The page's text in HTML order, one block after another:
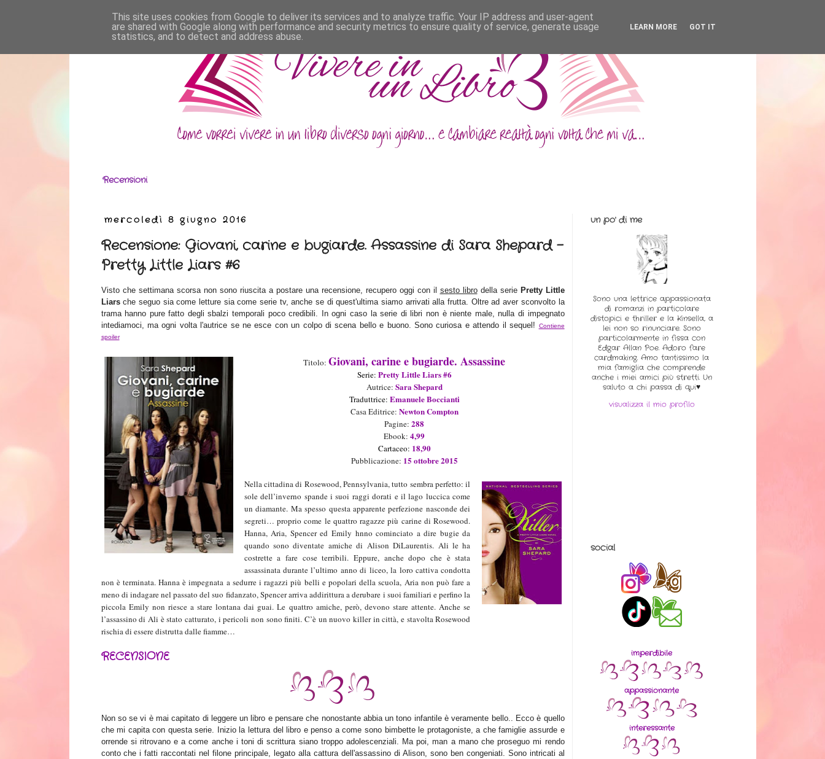
Recensioni
mercoledì 8 giugno 2016
Recensione: Giovani, carine e bugiarde. Assassine di Sara Shepard -
Pretty Little Liars #6
Visto che settimana scorsa non sono riuscita a postare una recensione, recupero oggi con il sesto librodella serie PrettyLittle
Liarsche seguo sia come letture sia come serie tv, anche se di quest'ultima siamo arrivati alla frutta. Oltre ad aver sconvol to la
trama hanno pure fatto degli sbalzi temporali poco credi bili. In ogni caso la serie di libri non è niente male, nulla di impegnato
intediamoci, ma ogni volta l'autrice se ne esce con un colpo di scena bello e buono. Sono curiosa eattendo il sequel!
Contiene
spoiler
Titolo:Giovani, carine e bugiarde. Assassine
Serie: Pretty Little Liars#6
Autrice: Sara Shepard
Traduttrice: Emanuele Boccianti
Casa Editrice: Newton Compton
Pagine:288
Ebook:4,99
Cartaceo: 18,90
Pubblicazione: 15 ottobre2015
Nella cittadina di Rosewood, Pennsylvania, tutto sembra perfetto: il
sole dell’inverno spande i suoi raggi dorati e il lago luccica come
un diamante. Ma spesso questa apparente perfezione nasconde dei
segreti… proprio come le quattro ragazze più carine di Rosewood.
Hanna, Aria, Spencer ed Emily hnno cominciato a dire bugie da
quando sono diventate amiche di Alison DiLaurentis. Ali le ha
costrette a fare cose terribili. Eppure, anche dopo che è stata
assassinata durante l’ultimo anno di liceo, la loro cattiva condotta
non è terminata. Hanna è impegnata a sedurre i ragazzi più belli e popolari della scuola, Aria non può fare a
meno di indagare nel passato del suo fidanzato, Spencer arriva addirittura a derubare i suoi familiari e perfino la
piccola Emily non riesce a stare lontana dai guai. Le quattro amiche, però, devono stare attente. Anche se
l’assassino di Ali è stato catturato, i pericoli non sono finiti. C’è un nuovo killer in città, e stavolta Rosewood
rischia di essere distrutta dalle fiamme…
RECENSIONE
Non so se vi è mai capitato di leggere un libro e pensare che nonostante abbia un tono infantile è veramente bello.. Ecco è quello
che mi capita con questa serie. Inizio la lettura del libro e penso a come sono bimbette le protagoniste, a che famiglie assurde e
orrende si ritrovano e a come anche i toni di scrittura siano troppo adolescenziali. Ma poi, man a mano che proseguo mi rendo
conto che i fatti raccontati nel filone principale, legato alla cattura dell'assassino di Alison, sono ben congeniati. Sono intricati al
un po' di me
Sono una lettrice appassionata
di romanzi in particolare
distopici e thriller e la Kinsella, a
lei non so rinunciare. Sono
particolarmente in fissa con
Edgar Allan Poe. Adoro fare
cardmaking. Amo tantissimo la
mia famiglia che comprende
anche i miei amici più stretti. Un
saluto a chi passa di qui♥
visualizza il mio profilo
social
imperdibile
appassionante
interessante
This site uses cookies from Google to deliver its services and to analyze traffic. Your IP address and user-agent
are shared with Google along with performance and security metrics to ensure quality of service, generate usage
statistics, and to detect and address abuse.
LEARN MORE GOT IT